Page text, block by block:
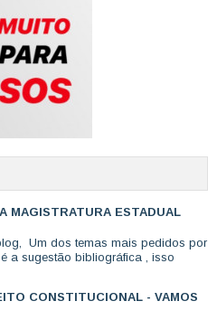
MAGISTRATURA ESTADUAL
Um dos temas mais pedidos por
a sugestão bibliográfica , isso
CONSTITUCIONAL - VAMOS